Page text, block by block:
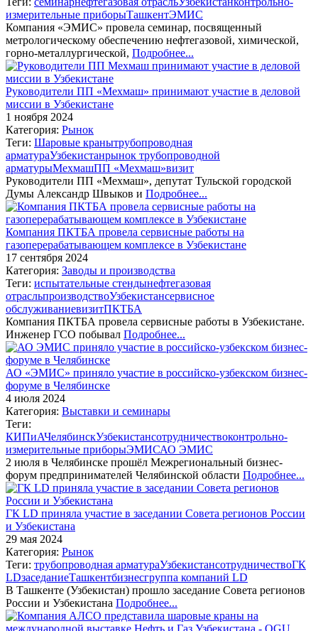
измерительные приборыТашкентЭМИС
Компания «ЭМИС» провела семинар, посвященный
метрологическому обеспечению нефтегазовой, химической,
горно-металлургической, Подробнее...
Руководители ПП «Мехмаш» принимают участие в деловой
миссии в Узбекистане
1 ноября 2024
Категория: Рынок
Теги: Шаровые кранытрубопроводная
арматураУзбекистанрынок трубопроводной
арматурыМехмашПП «Мехмаш»визит
Руководители ПП «Мехмаш», депутат Тульской городской
Думы Александр Швыков и Подробнее...
Компания ПКТБА провела сервисные работы на
газоперерабатывающем комплексе в Узбекистане
17 сентября 2024
Категория: Заводы и производства
Теги: испытательные стендынефтегазовая
отрасльпроизводствоУзбекистансервисное
обслуживаниевизитПКТБА
Компания ПКТБА провела сервисные работы в Узбекистане.
Инженер ГСО побывал Подробнее...
АО «ЭМИС» приняло участие в российско-узбекском бизнес-
форуме в Челябинске
4 июля 2024
Категория: Выставки и семинары
Теги:
КИПиАЧелябинскУзбекистансотрудничествоконтрольно-
измерительные приборыЭМИСАО ЭМИС
2 июля в Челябинске прошёл Межрегиональный бизнес-
форум предпринимателей Челябинской области Подробнее...
ГК LD приняла участие в заседании Совета регионов России
и Узбекистана
29 мая 2024
Категория: Рынок
Теги: трубопроводная арматураУзбекистансотрудничествоГК
LDзаседаниеТашкентбизнесгруппа компаний LD
В Ташкенте (Узбекистан) прошло заседание Совета регионов
России и Узбекистана Подробнее...